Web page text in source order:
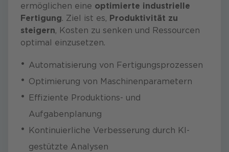
ermöglichen eine optimierte industrielle
Fertigung. Ziel ist es, Produktivität zu
steigern, Kosten zu senken und Ressourcen
optimal einzusetzen.
Automatisierung von Fertigungsprozessen
Optimierung von Maschinenparametern
Effiziente Produktions- und
Aufgabenplanung
Kontinuierliche Verbesserung durch KI-
gestützte Analysen